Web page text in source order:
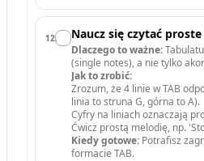
12. Naucz się czytać
Dlaczego to ważne:
(single notes), a nie tylko
Jak to zrobić:
Zrozum, że 4 linie w TAB
linia to struna G, górna to A).
Cyfry na liniach oznaczają
Ćwicz prostą melodię, np.
Kiedy gotowe: Potrafisz
formacie TAB.